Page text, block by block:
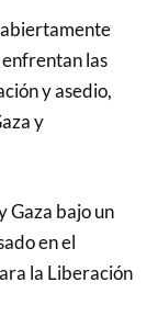
las
y asedio,
y
Gaza bajo un
en el
la Liberación